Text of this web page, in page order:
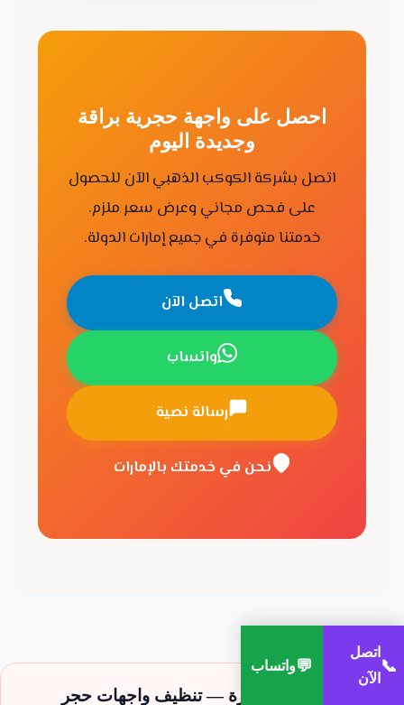
احصل على واجهة حجرية براقة
وجديدة اليوم
اتصل بشركة الكوكب الذهبي الآن للحصول
على فحص مجاني وعرض سعر ملزم.
خدمتنا متوفرة في جميع إمارات الدولة.
اتصل الآن
واتساب
رسالة نصية
نحن في خدمتك بالإمارات
مواضع الخلل المتكرّرة — تنظيف واجهات حجر
📞
اتصل
الآن
💬واتساب